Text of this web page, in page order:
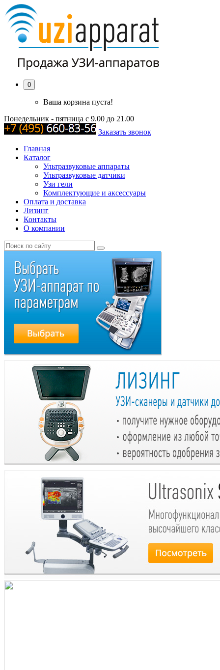
0
Ваша корзина пуста!
Понедельник - пятница с 9.00 до 21.00
Заказать звонок
Главная
Каталог
Ультразвуковые аппараты
Ультразвуковые датчики
Узи гели
Комплектующие и аксессуары
Оплата и доставка
Лизинг
Контакты
О компании